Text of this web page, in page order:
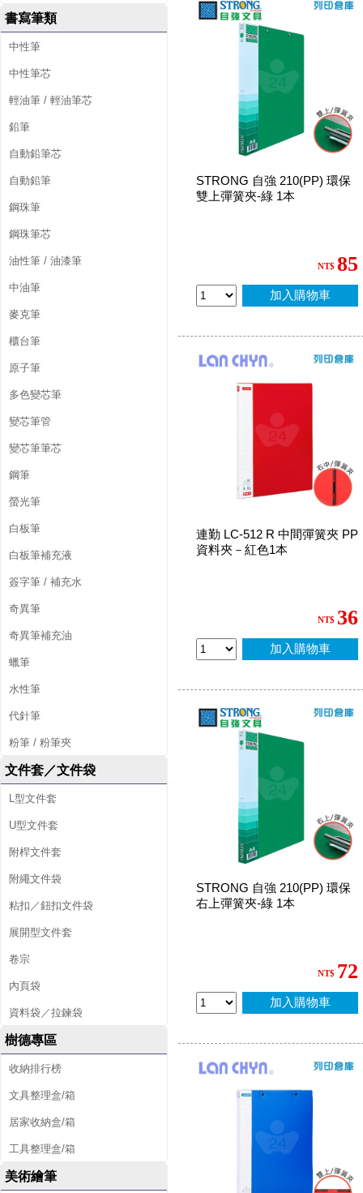
書寫筆類
中性筆
中性筆芯
輕油筆 / 輕油筆芯
鉛筆
自動鉛筆芯
自動鉛筆
鋼珠筆
鋼珠筆芯
油性筆 / 油漆筆
中油筆
麥克筆
櫃台筆
原子筆
多色變芯筆
變芯筆管
變芯筆筆芯
鋼筆
螢光筆
白板筆
白板筆補充液
簽字筆 / 補充水
奇異筆
奇異筆補充油
蠟筆
水性筆
代針筆
粉筆 / 粉筆夾
文件套／文件袋
L型文件套
U型文件套
附桿文件套
附繩文件袋
粘扣／鈕扣文件袋
展開型文件套
卷宗
內頁袋
資料袋／拉鍊袋
樹德專區
收納排行榜
文具整理盒/箱
居家收納盒/箱
工具整理盒/箱
美術繪筆
STRONG 自強 210(PP) 環保
雙上彈簧夾-綠 1本
NT$ 85
加入購物車
連勤 LC-512 R 中間彈簧夾 PP
資料夾－紅色1本
NT$ 36
加入購物車
STRONG 自強 210(PP) 環保
右上彈簧夾-綠 1本
NT$ 72
加入購物車